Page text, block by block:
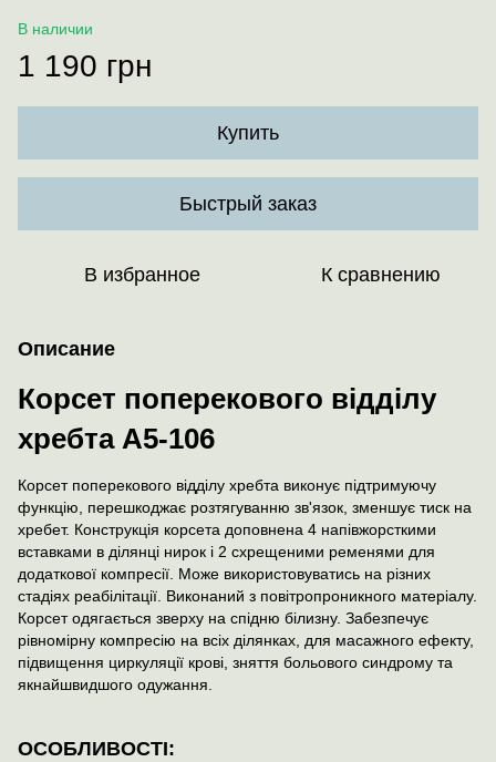
В наличии
1 190 грн
Купить
Быстрый заказ
В избранное К сравнению
Описание
Корсет поперекового відділу
хребта А5-106
Корсет поперекового відділу хребта виконує підтримуючу
функцію, перешкоджає розтягуванню зв'язок, зменшує тиск на
хребет. Конструкція корсета доповнена 4 напівжорсткими
вставками в ділянці нирок і 2 схрещеними ременями для
додаткової компресії. Може використовуватись на різних
стадіях реабілітації. Виконаний з повітропроникного матеріалу.
Корсет одягається зверху на спідню білизну. Забезпечує
рівномірну компресію на всіх ділянках, для масажного ефекту,
підвищення циркуляції крові, зняття больового синдрому та
якнайшвидшого одужання.
ОСОБЛИВОСТІ: